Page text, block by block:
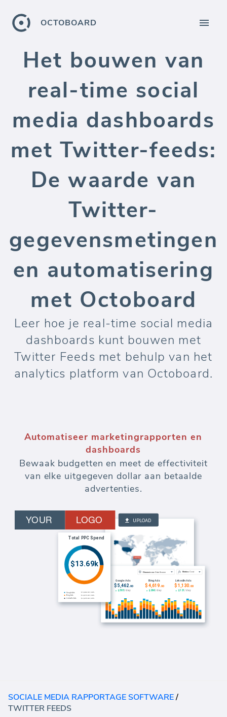
OCTOBOARD
Het bouwen van
real-time social
media dashboards
met Twitter-feeds:
De waarde van
Twitter-
gegevensmetingen
en automatisering
met Octoboard
Leer hoe je real-time social media
dashboards kunt bouwen met
Twitter Feeds met behulp van het
analytics platform van Octoboard.
Automatiseer marketingrapporten en
dashboards
Bewaak budgetten en meet de effectiviteit
van elke uitgegeven dollar aan betaalde
advertenties.
SOCIALE MEDIA RAPPORTAGE SOFTWARE/
TWITTER FEEDS